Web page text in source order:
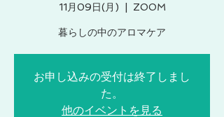
11月09日(月) ZOOM
暮らしの中のアロマケア
お申し込みの受付は終了しまし
た。
他のイベントを見る